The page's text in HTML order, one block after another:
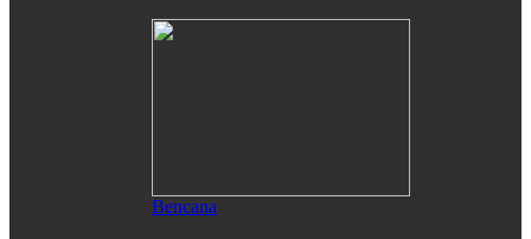
Bencana